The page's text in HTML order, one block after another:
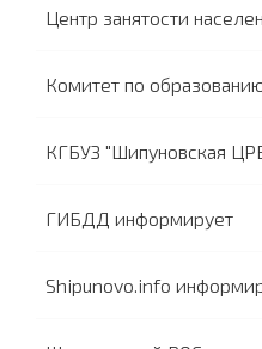
Центр занятости
Комитет по
КГБУЗ "Шипуновская
ГИБДД информирует
Shipunovo.info